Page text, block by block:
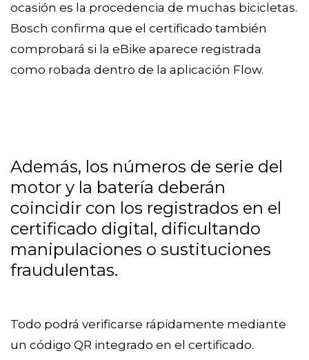
ocasión es la procedencia de muchas bicicletas.
Bosch confirma que el certificado también
comprobará si la eBike aparece registrada
como robada dentro de la aplicación Flow.
Además, los números de serie del
motor y la batería deberán
coincidir con los registrados en el
certificado digital, dificultando
manipulaciones o sustituciones
fraudulentas.
Todo podrá verificarse rápidamente mediante
un código QR integrado en el certificado.